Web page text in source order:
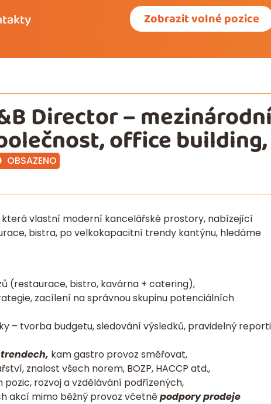
Zobrazit volné pozice
Director –
office building,
OBSAZENO
vlastní moderní kancelářské prostory, nabízející
bistra, po velkokapacitní trendy kantýnu, hledáme
(restaurace, bistro, kavárna + catering),
zacílení na správnou skupinu potenciálních
– tvorba budgetu, sledování výsledků, pravidelný
kam gastro provoz směřovat,
znalost všech norem, BOZP, HACCP atd.,
rozvoj a vzdělávání podřízených,
akcí mimo běžný provoz včetněpodpory prodeje